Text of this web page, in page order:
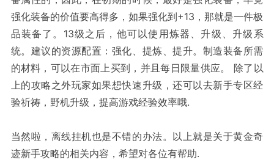
强化装备的价值要高得多，如果强化到+13，那就是一件极
品装备了。13级之后，他可以使用炼器、升级、升级系
统。建议的资源配置：强化、提炼、提升。制造装备所需
的材料，可以在市面上买到，并且每日限量供应。 除了以
上的攻略之外玩家如果想快速升级，还可以去新手专区经
验祈祷，野机升级，提高游戏经验效率哦.
当然啦，离线挂机也是不错的办法。以上就是关于黄金奇
迹新手攻略的相关内容，希望对各位有帮助.